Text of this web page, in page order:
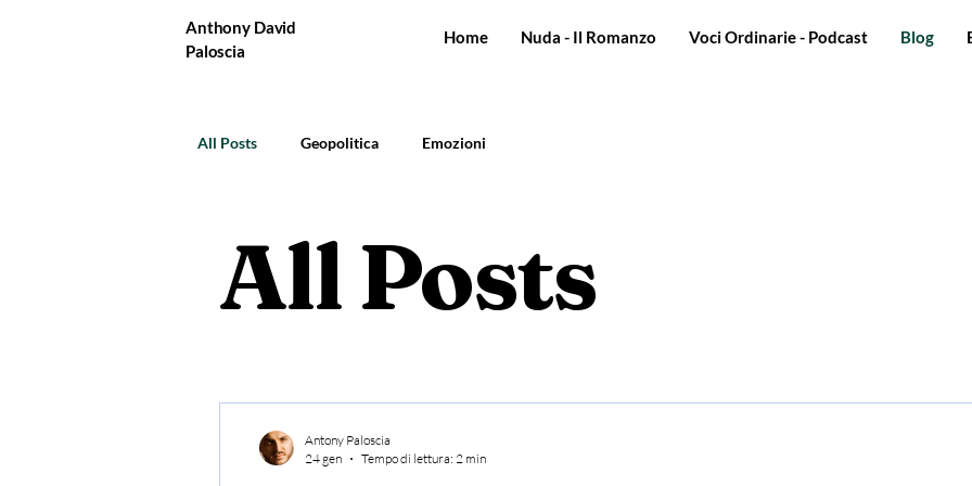
Anthony David
Paloscia
Home Nuda - Il Romanzo Voci Ordinarie - Podcast Blog
All Posts Geopolitica Emozioni
All Posts
Antony Paloscia
24 gen
Tempo di lettura: 2 min